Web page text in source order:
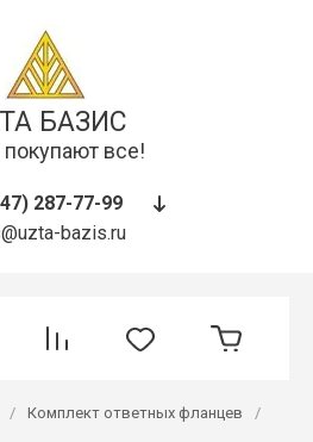
БАЗИС
покупают все!
287-77-99
bazis.ru
/ Комплект ответных фланцев
/